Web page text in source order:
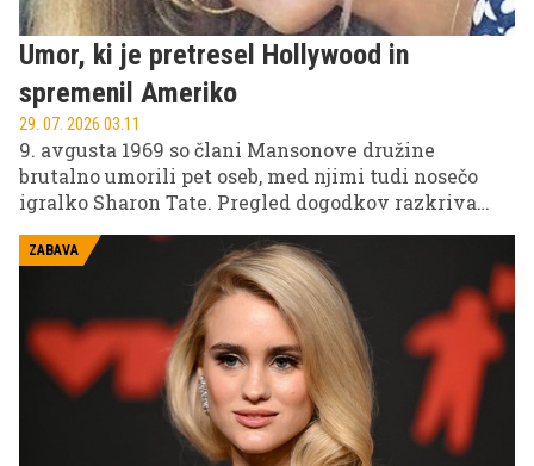
Umor, ki je pretresel Hollywood in
spremenil Ameriko
29. 07. 2026 03.11
9. avgusta 1969 so člani Mansonove družine
brutalno umorili pet oseb, med njimi tudi nosečo
igralko Sharon Tate. Pregled dogodkov razkriva
ozadje enega najbolj razvpitih zločinov v ameriški
zgodovini in motivacijo zloglasnega kulta.
ZABAVA